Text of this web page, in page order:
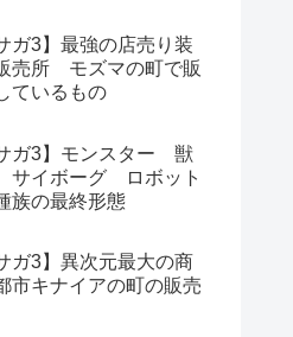
ガ3】最強の店売り装
売所 モズマの町で販
ているもの
ガ3】モンスター 獣
サイボーグ ロボット
族の最終形態
ガ3】異次元最大の商
市キナイアの町の販売